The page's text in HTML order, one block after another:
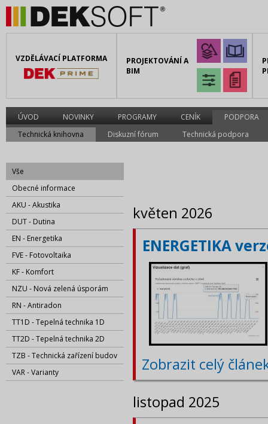
VZDĚLÁVACÍ PLATFORMA
PROJEKTOVÁNÍ A
BIM
ÚVOD NOVINKY PROGRAMY CENÍK
PODPORA
Technická knihovna
Diskuzní fórum Technická podpora
Vše
Obecné informace
AKU - Akustika
DUT - Dutina
EN - Energetika
FVE - Fotovoltaika
KF - Komfort
NZU - Nová zelená úsporám
RN - Antiradon
TT1D - Tepelná technika 1D
TT2D - Tepelná technika 2D
TZB - Technická zařízení budov
VAR - Varianty
květen 2026
ENERGETIKA
Zobrazit celý
listopad 2025